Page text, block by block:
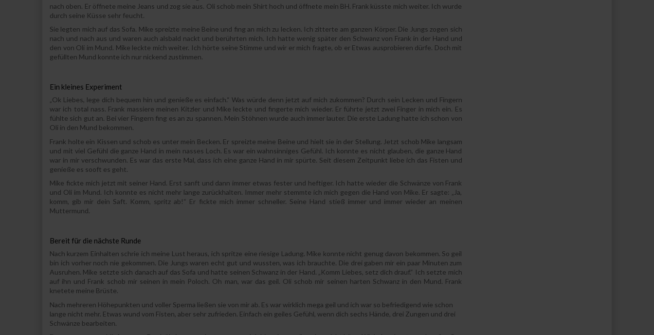
nach oben. Er öffnete meine Jeans und zog sie aus. Oli schob mein Shirt hoch und öffnete mein BH. Frank küsste mich weiter. Ich wurde
durch seine Küsse sehr feucht.
Sie legten mich auf das Sofa. Mike spreizte meine Beine und fing an mich zu lecken. Ich zitterte am ganzen Körper. Die Jungs zogen sich
nach und nach aus und waren auch alsbald nackt und berührten mich. Ich hatte wenig später den Schwanz von Frank in der Hand und
den von Oli im Mund. Mike leckte mich weiter. Ich hörte seine Stimme und wir er mich fragte, ob er Etwas ausprobieren dürfe. Doch mit
gefüllten Mund konnte ich nur nickend zustimmen.
Ein kleines Experiment
„Ok Liebes, lege dich bequem hin und genieße es einfach.“ Was würde denn jetzt auf mich zukommen? Durch sein Lecken und Fingern
war ich total nass. Frank massiere meinen Kitzler und Mike leckte und fingerte mich wieder. Er führte jetzt zwei Finger in mich ein. Es
fühlte sich gut an. Bei vier Fingern fing es an zu spannen. Mein Stöhnen wurde auch immer lauter. Die erste Ladung hatte ich schon von
Oli in den Mund bekommen.
Frank holte ein Kissen und schob es unter mein Becken. Er spreizte meine Beine und hielt sie in der Stellung. Jetzt schob Mike langsam
und mit viel Gefühl die ganze Hand in mein nasses Loch. Es war ein wahnsinniges Gefühl. Ich konnte es nicht glauben, die ganze Hand
war in mir verschwunden. Es war das erste Mal, dass ich eine ganze Hand in mir spürte. Seit diesem Zeitpunkt liebe ich das Fisten und
genieße es sooft es geht.
Mike fickte mich jetzt mit seiner Hand. Erst sanft und dann immer etwas fester und heftiger. Ich hatte wieder die Schwänze von Frank
und Oli im Mund. Ich konnte es nicht mehr lange zurückhalten. Immer mehr stemmte ich mich gegen die Hand von Mike. Er sagte: „Ja,
komm, gib mir dein Saft. Komm, spritz ab!“ Er fickte mich immer schneller. Seine Hand stieß immer und immer wieder an meinen
Muttermund.
Bereit für die nächste Runde
Nach kurzem Einhalten schrie ich meine Lust heraus, ich spritze eine riesige Ladung. Mike konnte nicht genug davon bekommen. So geil
bin ich vorher noch nie gekommen. Die Jungs waren echt gut und wussten, was ich brauchte. Die drei gaben mir ein paar Minuten zum
Ausruhen. Mike setzte sich danach auf das Sofa und hatte seinen Schwanz in der Hand. „Komm Liebes, setz dich drauf.“ Ich setzte mich
auf ihn und Frank schob mir seinen in mein Poloch. Oh man, war das geil. Oli schob mir seinen harten Schwanz in den Mund. Frank
knetete meine Brüste.
Nach mehreren Höhepunkten und voller Sperma ließen sie von mir ab. Es war wirklich mega geil und ich war so befriedigend wie schon
lange nicht mehr. Etwas wund vom Fisten, aber sehr zufrieden. Einfach ein geiles Gefühl, wenn dich sechs Hände, drei Zungen und drei
Schwänze bearbeiten.